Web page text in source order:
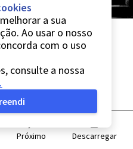
Próximo Descarregar
a sua
Ao usar o nosso
com o uso
consulte a nossa
.